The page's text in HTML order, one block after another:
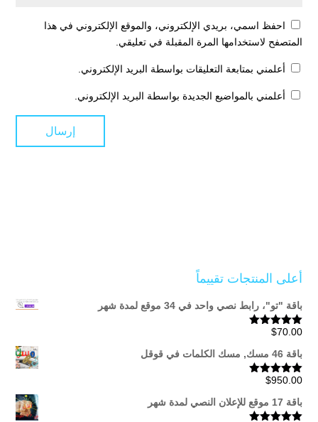
احفظ اسمي، بريدي الإلكتروني، والموقع الإلكتروني في هذا
المتصفح لاستخدامها المرة المقبلة في تعليقي.
أعلمني بمتابعة التعليقات بواسطة البريد الإلكتروني.
أعلمني بالمواضيع الجديدة بواسطة البريد الإلكتروني.
أعلى المنتجات تقييماً
باقة "تو"، رابط نصي واحد في 34 موقع لمدة شهر
تم التقييم
$70.00
باقة 46 مسك, مسك الكلمات في قوقل
تم التقييم
$950.00
باقة 17 موقع للإعلان النصي لمدة شهر